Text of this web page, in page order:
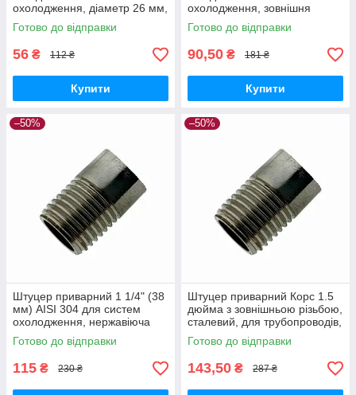
охолодження, діаметр 26 мм,
прохідне перетин 21.6 мм
Готово до відправки
56 ₴ 112 ₴
Купити
охолодження, зовнішня
різьба, діаметр 32 мм,
прохідне перетин 27.3 мм
Готово до відправки
90,50 ₴ 181 ₴
Купити
–50%
Штуцер приварний 1 1/4" (38
мм) AISI 304 для систем
охолодження, нержавіюча
сталь, виробник Китай
Готово до відправки
115 ₴ 230 ₴
–50%
Штуцер приварний Корс 1.5
дюйма з зовнішньою різьбою,
сталевий, для трубопроводів,
надійний і довговічний
Готово до відправки
143,50 ₴ 287 ₴